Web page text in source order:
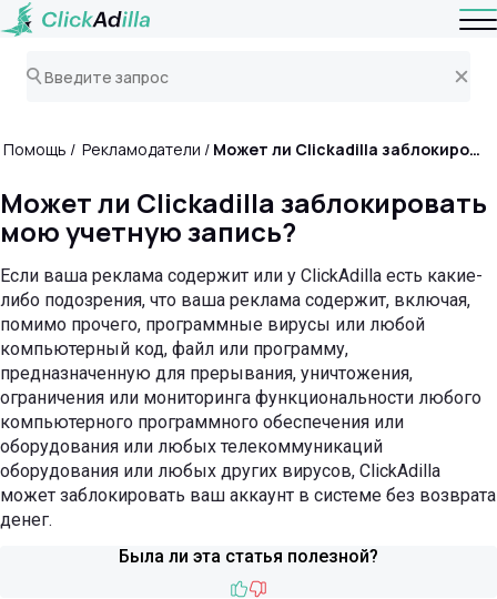
Помощь Рекламодатели Может ли Clickadilla заблокировать мою учетную запись?
Может ли Clickadilla заблокировать
мою учетную запись?
Если ваша реклама содержит или у ClickAdilla есть какие-
либо подозрения, что ваша реклама содержит, включая,
помимо прочего, программные вирусы или любой
компьютерный код, файл или программу,
предназначенную для прерывания, уничтожения,
ограничения или мониторинга функциональности любого
компьютерного программного обеспечения или
оборудования или любых телекоммуникаций
оборудования или любых других вирусов, ClickAdilla
может заблокировать ваш аккаунт в системе без возврата
денег.
Была ли эта статья полезной?
LikeDislike